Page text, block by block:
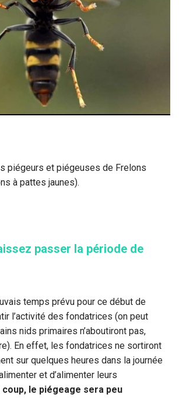
piégeurs et piégeuses de Frelons
à pattes jaunes).
passer la période de
temps prévu pour ce début de
l’activité des fondatrices (on peut
nids primaires n’aboutiront pas,
En effet, les fondatrices ne sortiront
sur quelques heures dans la journée
et d’alimenter leurs
coup, le piégeage sera peu